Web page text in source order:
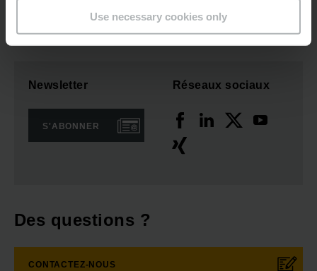
Use necessary cookies only
Newsletter
S'ABONNER
Réseaux sociaux
Des questions ?
CONTACTEZ-NOUS